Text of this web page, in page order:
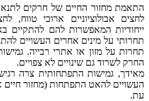
התאמת מחזור החיים של חרקים
לחצים אבולוציוניים ארוכי טווח,
ייחודיות המאפשרות להם להתקיים
תחרותי על מינים אחרים העשויים
תחרות על מזון או אתרי רבייה.
החרק לשרוד גם שינויים לא צפויים.
מאידך, גמישות התפתחותית צרה
העשויים להאט התפתחות (מחזור חיים
עת.